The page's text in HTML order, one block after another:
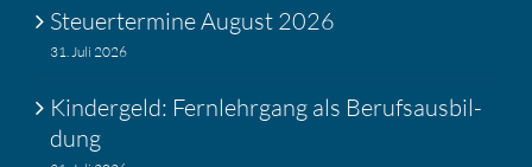
Steuer­ter­mine August 2026
31. Juli 2026
Kinder­geld: Fernlehr­gang als Berufs­aus­bil­
dung